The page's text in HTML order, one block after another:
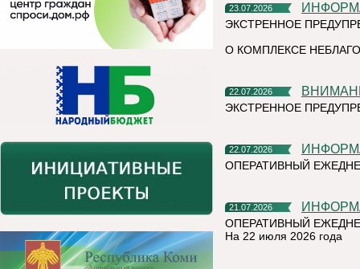
23.07.2026
ЭКСТРЕННОЕ
О КОМПЛЕКСЕ
22.07.2026
ЭКСТРЕННОЕ
22.07.2026
ОПЕРАТИВНЫЙ
21.07.2026
ОПЕРАТИВНЫЙ
На 22 июля 2026 года